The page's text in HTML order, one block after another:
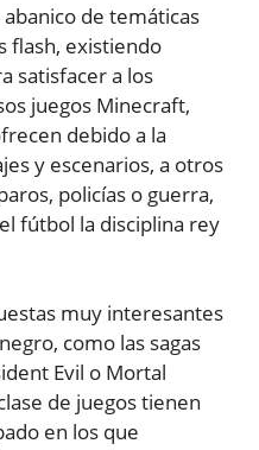
de temáticas
flash, existiendo
satisfacer a los
juegos Minecraft,
debido a la
y escenarios, a otros
policías o guerra,
fútbol la disciplina rey
muy interesantes
como las sagas
Evil o Mortal
de juegos tienen
en los que